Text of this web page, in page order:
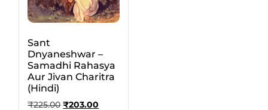
Sant
Dnyaneshwar –
Samadhi Rahasya
Aur Jivan Charitra
(Hindi)
₹225.00 ₹203.00